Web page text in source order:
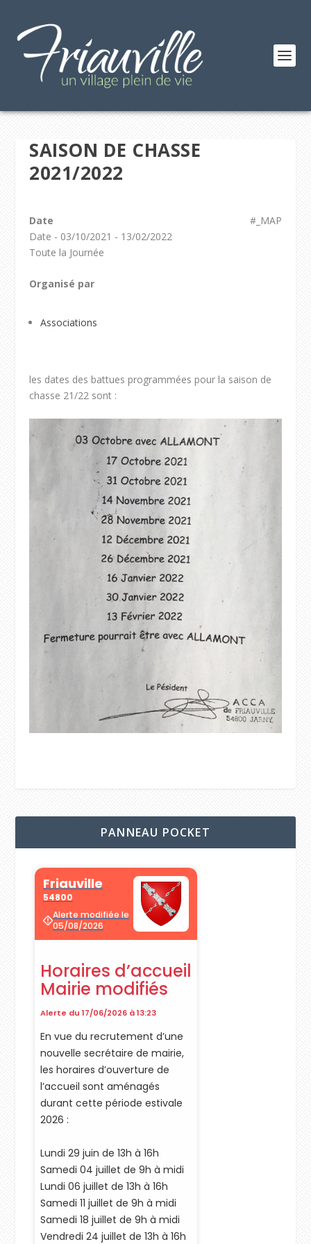
SAISON DE CHASSE
2021/2022
#_MAP
Date
Date - 03/10/2021 - 13/02/2022
Toute la Journée
Organisé par
Associations
les dates des battues programmées pour la saison de
chasse 21/22 sont :
PANNEAU POCKET